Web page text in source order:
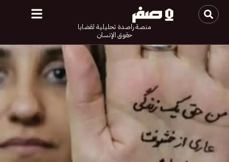
منصة راصدة تحليلية لقضايا
حقوق الإنسان